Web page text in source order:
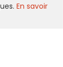
En savoir